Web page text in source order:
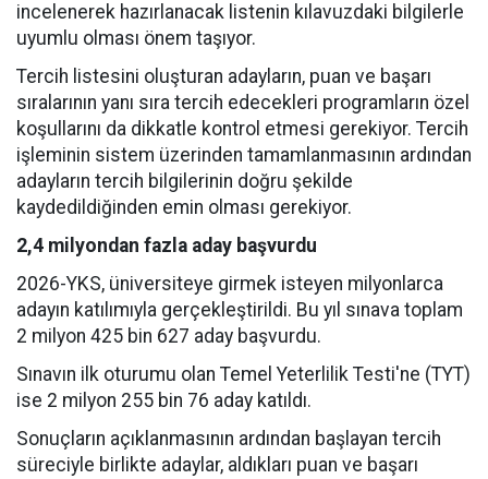
incelenerek hazırlanacak listenin kılavuzdaki bilgilerle
uyumlu olması önem taşıyor.
Tercih listesini oluşturan adayların, puan ve başarı
sıralarının yanı sıra tercih edecekleri programların özel
koşullarını da dikkatle kontrol etmesi gerekiyor. Tercih
işleminin sistem üzerinden tamamlanmasının ardından
adayların tercih bilgilerinin doğru şekilde
kaydedildiğinden emin olması gerekiyor.
2,4 milyondan fazla aday başvurdu
2026-YKS, üniversiteye girmek isteyen milyonlarca
adayın katılımıyla gerçekleştirildi. Bu yıl sınava toplam
2 milyon 425 bin 627 aday başvurdu.
Sınavın ilk oturumu olan Temel Yeterlilik Testi'ne (TYT)
ise 2 milyon 255 bin 76 aday katıldı.
Sonuçların açıklanmasının ardından başlayan tercih
süreciyle birlikte adaylar, aldıkları puan ve başarı